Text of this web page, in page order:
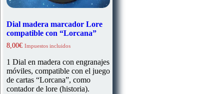
Dial madera marcador Lore
compatible con “Lorcana”
8,00€ Impuestos incluidos
1 Dial en madera con engranajes
móviles, compatible con el juego
de cartas “Lorcana”, como
contador de lore (historia).